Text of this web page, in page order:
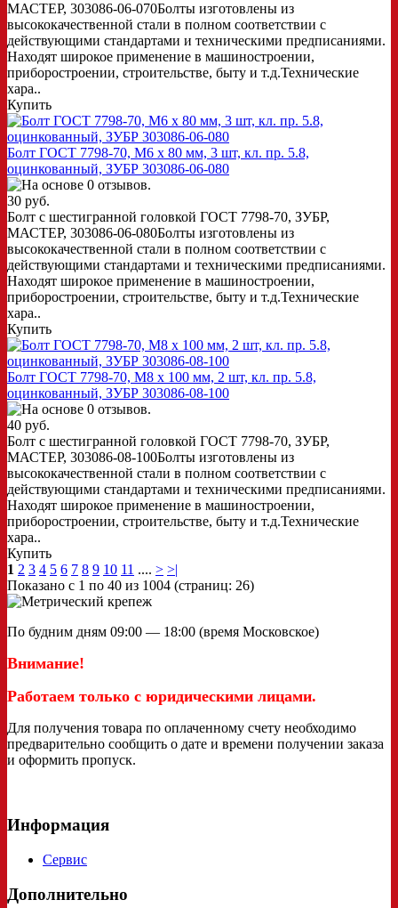
МАСТЕР, 303086-06-070Болты изготовлены из
высококачественной стали в полном соответствии с
действующими стандартами и техническими предписаниями.
Находят широкое применение в машиностроении,
приборостроении, строительстве, быту и т.д.Технические
хара..
Купить
Болт ГОСТ 7798-70, M6 x 80 мм, 3 шт, кл. пр. 5.8,
оцинкованный, ЗУБР 303086-06-080
30 руб.
Болт с шестигранной головкой ГОСТ 7798-70, ЗУБР,
МАСТЕР, 303086-06-080Болты изготовлены из
высококачественной стали в полном соответствии с
действующими стандартами и техническими предписаниями.
Находят широкое применение в машиностроении,
приборостроении, строительстве, быту и т.д.Технические
хара..
Купить
Болт ГОСТ 7798-70, M8 x 100 мм, 2 шт, кл. пр. 5.8,
оцинкованный, ЗУБР 303086-08-100
40 руб.
Болт с шестигранной головкой ГОСТ 7798-70, ЗУБР,
МАСТЕР, 303086-08-100Болты изготовлены из
высококачественной стали в полном соответствии с
действующими стандартами и техническими предписаниями.
Находят широкое применение в машиностроении,
приборостроении, строительстве, быту и т.д.Технические
хара..
Купить
1 2 3 4 5 6 7 8 9 10 11 .... > >|
Показано с 1 по 40 из 1004 (страниц: 26)
По будним дням 09:00 — 18:00 (время Московское)
Внимание!
Работаем только с юридическими лицами.
Для получения товара по оплаченному счету необходимо
предварительно сообщить о дате и времени получении заказа
и оформить пропуск.
Информация
Сервис
Дополнительно